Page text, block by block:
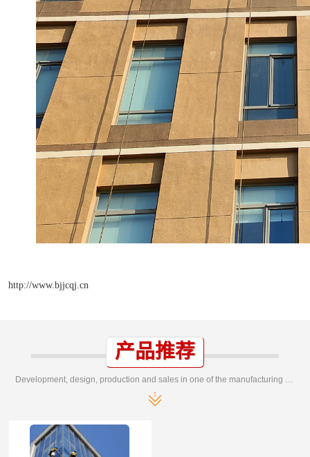
http://www.bjjcqj.cn
产品推荐